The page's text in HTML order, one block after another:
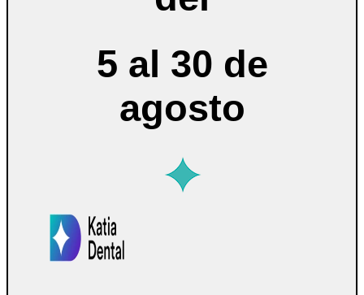
5 al 30 de
agosto